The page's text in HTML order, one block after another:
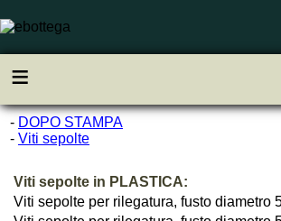
≡
- DOPO STAMPA
- Viti sepolte
Viti sepolte in PLASTICA: